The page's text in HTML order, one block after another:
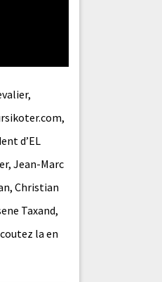
d’EL
Jean-Marc
Christian
Taxand,
la en